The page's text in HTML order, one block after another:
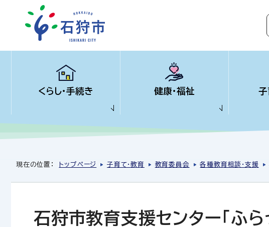
くらし・手続き 健康・福祉 子
現在の位置： トップページ 子育て・教育 教育委員会 各種教育相談・支援
石狩市教育支援センター「ふら